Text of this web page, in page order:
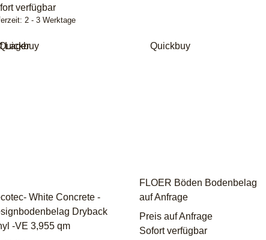
verfügbar
2 - 3 Werktage
Lager
White Concrete -
Dryback
-VE 3,955 qm
Quickbuy
FLOER Böden Bodenbelag
auf Anfrage
Preis auf Anfrage
Sofort verfügbar